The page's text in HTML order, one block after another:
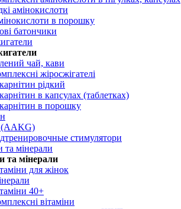
амінокислоти
в порошку
батончики
чай, кави
жіросжігателі
рідкий
в капсулах (таблетках)
в порошку
(AAKG)
стимулятори
та мінерали
та мінерали
для жінок
40+
вітаміни